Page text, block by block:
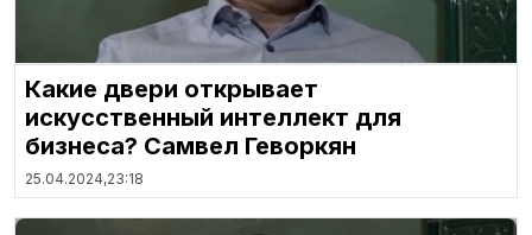
Какие двери открывает
искусственный интеллект для
бизнеса? Самвел Геворкян
25.04.2024,23:18